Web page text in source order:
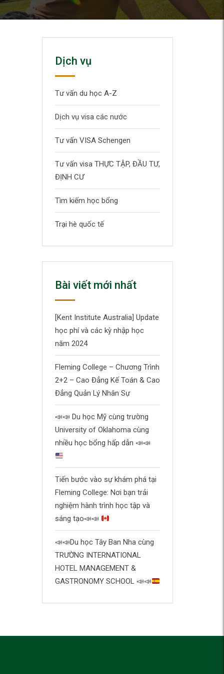
Dịch vụ
Tư vấn du học A-Z
Dịch vụ visa các nước
Tư vấn VISA Schengen
Tư vấn visa THỰC TẬP, ĐẦU TƯ,
ĐỊNH CƯ
Tìm kiếm học bổng
Trại hè quốc tế
Bài viết mới nhất
[Kent Institute Australia] Update
học phí và các kỳ nhập học
năm 2024
Fleming College – Chương Trình
2+2 – Cao Đẳng Kế Toán & Cao
Đẳng Quản Lý Nhân Sự
📣📣 Du học Mỹ cùng trường
University of Oklahoma cùng
nhiều học bổng hấp dẫn 📣📣
Tiến bước vào sự khám phá tại
Fleming College: Nơi bạn trải
nghiệm hành trình học tập và
sáng tạo📣📣
📣📣Du học Tây Ban Nha cùng
TRƯỜNG INTERNATIONAL
HOTEL MANAGEMENT &
GASTRONOMY SCHOOL 📣📣